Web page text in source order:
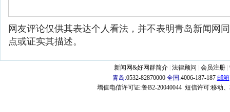
网友评论仅供其表达个人看法，并不表明青岛新闻网
点或证实其描述。